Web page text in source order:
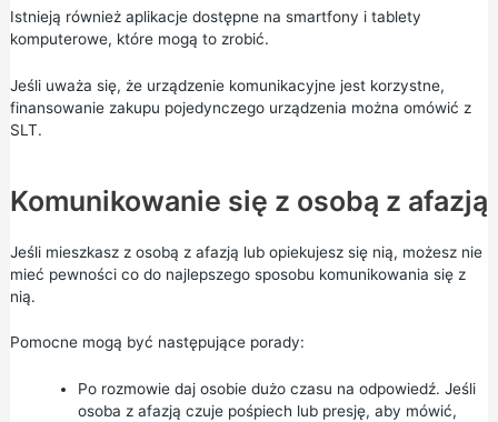
Istnieją również aplikacje dostępne na smartfony i tablety
komputerowe, które mogą to zrobić.
Jeśli uważa się, że urządzenie komunikacyjne jest korzystne,
finansowanie zakupu pojedynczego urządzenia można omówić z
SLT.
Komunikowanie się z osobą z afazją
Jeśli mieszkasz z osobą z afazją lub opiekujesz się nią, możesz nie
mieć pewności co do najlepszego sposobu komunikowania się z
nią.
Pomocne mogą być następujące porady:
Po rozmowie daj osobie dużo czasu na odpowiedź. Jeśli
osoba z afazją czuje pośpiech lub presję, aby mówić,